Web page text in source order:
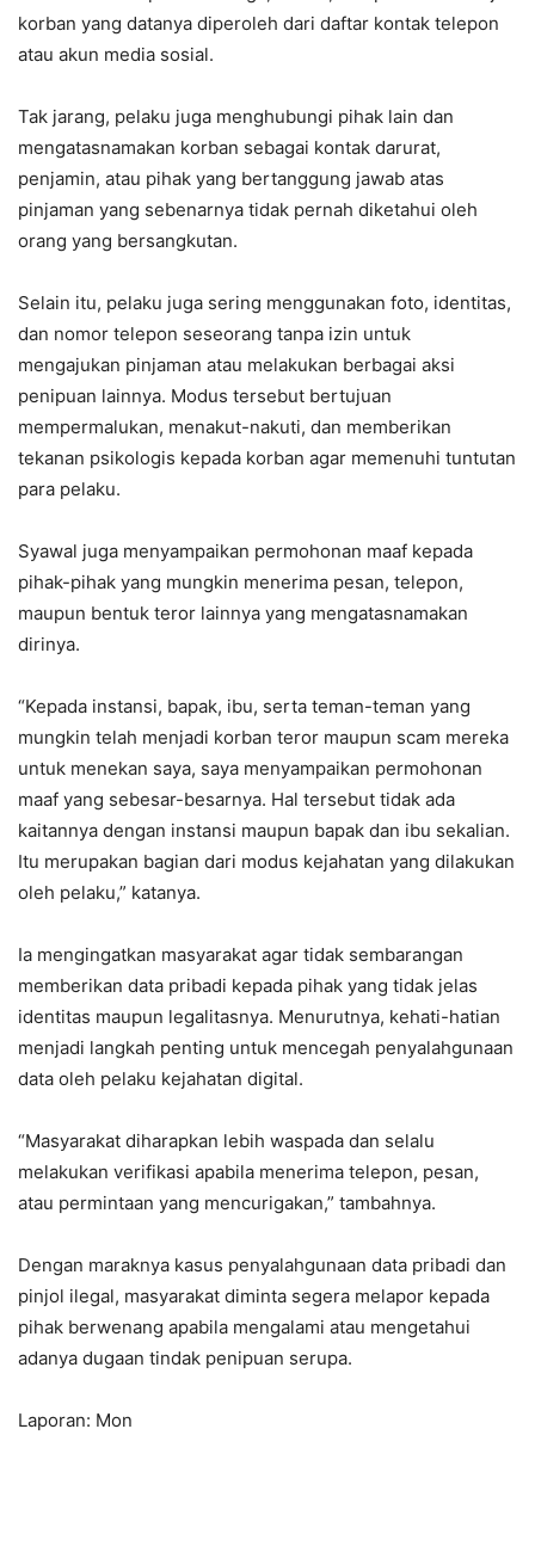
korban yang datanya diperoleh dari daftar kontak telepon
atau akun media sosial.
Tak jarang, pelaku juga menghubungi pihak lain dan
mengatasnamakan korban sebagai kontak darurat,
penjamin, atau pihak yang bertanggung jawab atas
pinjaman yang sebenarnya tidak pernah diketahui oleh
orang yang bersangkutan.
Selain itu, pelaku juga sering menggunakan foto, identitas,
dan nomor telepon seseorang tanpa izin untuk
mengajukan pinjaman atau melakukan berbagai aksi
penipuan lainnya. Modus tersebut bertujuan
mempermalukan, menakut-nakuti, dan memberikan
tekanan psikologis kepada korban agar memenuhi tuntutan
para pelaku.
Syawal juga menyampaikan permohonan maaf kepada
pihak-pihak yang mungkin menerima pesan, telepon,
maupun bentuk teror lainnya yang mengatasnamakan
dirinya.
“Kepada instansi, bapak, ibu, serta teman-teman yang
mungkin telah menjadi korban teror maupun scam mereka
untuk menekan saya, saya menyampaikan permohonan
maaf yang sebesar-besarnya. Hal tersebut tidak ada
kaitannya dengan instansi maupun bapak dan ibu sekalian.
Itu merupakan bagian dari modus kejahatan yang dilakukan
oleh pelaku,” katanya.
Ia mengingatkan masyarakat agar tidak sembarangan
memberikan data pribadi kepada pihak yang tidak jelas
identitas maupun legalitasnya. Menurutnya, kehati-hatian
menjadi langkah penting untuk mencegah penyalahgunaan
data oleh pelaku kejahatan digital.
“Masyarakat diharapkan lebih waspada dan selalu
melakukan verifikasi apabila menerima telepon, pesan,
atau permintaan yang mencurigakan,” tambahnya.
Dengan maraknya kasus penyalahgunaan data pribadi dan
pinjol ilegal, masyarakat diminta segera melapor kepada
pihak berwenang apabila mengalami atau mengetahui
adanya dugaan tindak penipuan serupa.
Laporan: Mon